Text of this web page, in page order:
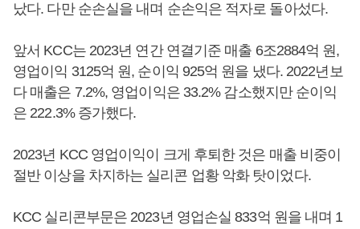
났다. 다만 순손실을 내며 순손익은 적자로 돌아섰다.
앞서 KCC는 2023년 연간 연결기준 매출 6조2884억 원,
영업이익 3125억 원, 순이익 925억 원을 냈다. 2022년보
다 매출은 7.2%, 영업이익은 33.2% 감소했지만 순이익
은 222.3% 증가했다.
2023년 KCC 영업이익이 크게 후퇴한 것은 매출 비중이
절반 이상을 차지하는 실리콘 업황 악화 탓이었다.
KCC 실리콘부문은 2023년 영업손실 833억 원을 내며 1